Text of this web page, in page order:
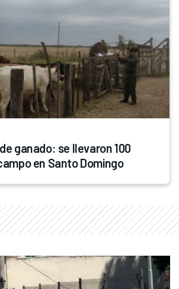
ganado: se llevaron 100
en Santo Domingo